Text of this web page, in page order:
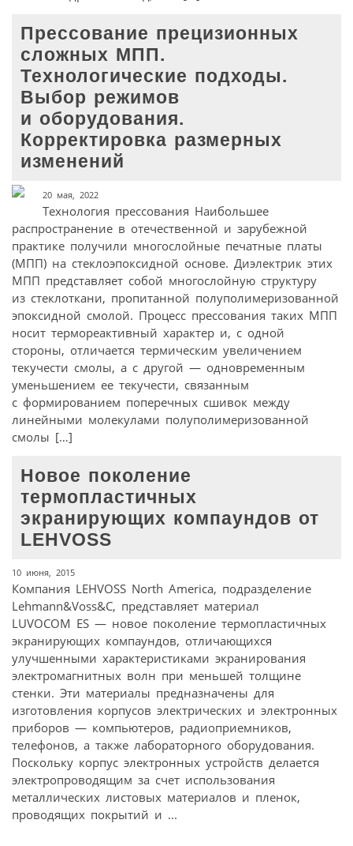
Прессование прецизионных
сложных МПП.
Технологические подходы.
Выбор режимов
и оборудования.
Корректировка размерных
изменений
20 мая, 2022
Технология прессования Наибольшее
распространение в отечественной и зарубежной
практике получили многослойные печатные платы
(МПП) на стеклоэпоксидной основе. Диэлектрик этих
МПП представляет собой многослойную структуру
из стеклоткани, пропитанной полуполимеризованной
эпоксидной смолой. Процесс прессования таких МПП
носит термореактивный характер и, с одной
стороны, отличается термическим увеличением
текучести смолы, а с другой — одновременным
уменьшением ее текучести, связанным
с формированием поперечных сшивок между
линейными молекулами полуполимеризованной
смолы […]
Новое поколение
термопластичных
экранирующих компаундов от
LEHVOSS
10 июня, 2015
Компания LEHVOSS North America, подразделение
Lehmann&Voss&C, представляет материал
LUVOCOM ES — новое поколение термопластичных
экранирующих компаундов, отличающихся
улучшенными характеристиками экранирования
электромагнитных волн при меньшей толщине
стенки. Эти материалы предназначены для
изготовления корпусов электрических и электронных
приборов — компьютеров, радиоприемников,
телефонов, а также лабораторного оборудования.
Поскольку корпус электронных устройств делается
электропроводящим за счет использования
металлических листовых материалов и пленок,
проводящих покрытий и ...